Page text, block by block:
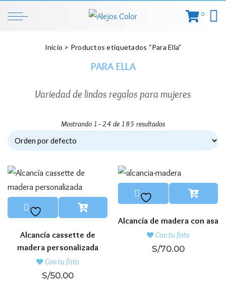
0
Inicio > Productos etiquetados “Para Ella”
PARA ELLA
Variedad de lindos regalos para mujeres
Mostrando 1–24 de 185 resultados
Alcancía cassette de
madera personalizada
Con tu foto
S/50.00
Alcancía de madera con asa
Con tu foto
S/70.00